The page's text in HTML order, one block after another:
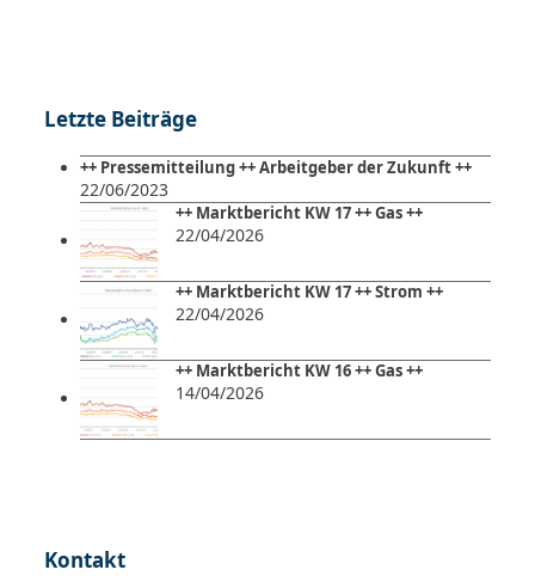
Letzte Beiträge
++ Pressemitteilung ++ Arbeitgeber der Zukunft ++
22/06/2023
++ Marktbericht KW 17 ++ Gas ++
22/04/2026
++ Marktbericht KW 17 ++ Strom ++
22/04/2026
++ Marktbericht KW 16 ++ Gas ++
14/04/2026
Kontakt